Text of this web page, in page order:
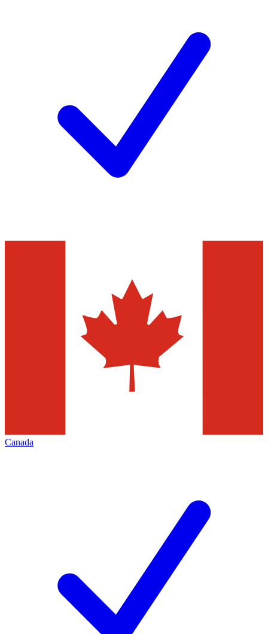
Canada